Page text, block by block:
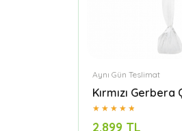
Aynı Gün Teslimat
Kırmızı Gerbera
2.899 TL